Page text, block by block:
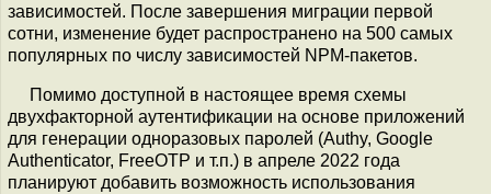
зависимостей. После завершения миграции первой
сотни, изменение будет распространено на 500 самых
популярных по числу зависимостей NPM-пакетов.
Помимо доступной в настоящее время схемы
двухфакторной аутентификации на основе приложений
для генерации одноразовых паролей (Authy, Google
Authenticator, FreeOTP и т.п.) в апреле 2022 года
планируют добавить возможность использования